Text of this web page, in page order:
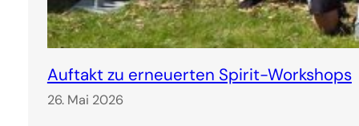
Auftakt zu erneuerten Spirit-Workshops
26. Mai 2026